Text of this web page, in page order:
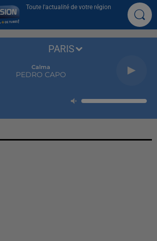
Toute l'actualité de votre région
Calma
PEDRO CAPO
PARIS